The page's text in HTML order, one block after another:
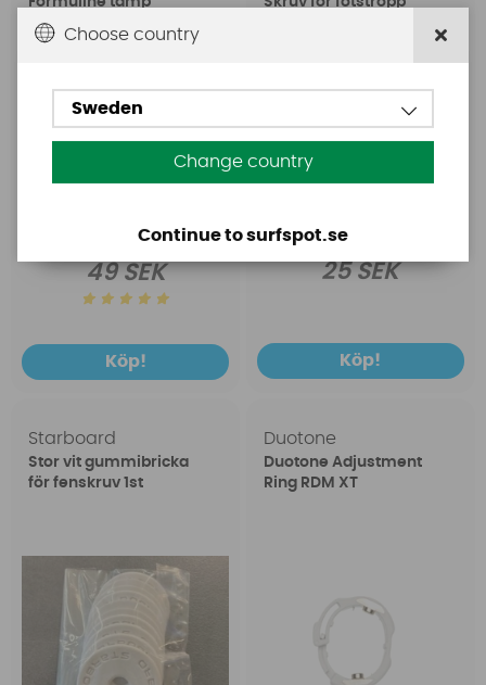
professional 3,8mm
White (pris per meter)
49 SEK
Köp!
25 SEK
Köp!
Starboard
Stor vit gummibricka
för fenskruv 1st
Duotone
Duotone Adjustment
Ring RDM XT
Choose country
Sweden
Change country
Continue to surfspot.se